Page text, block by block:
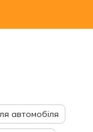
автомобіля